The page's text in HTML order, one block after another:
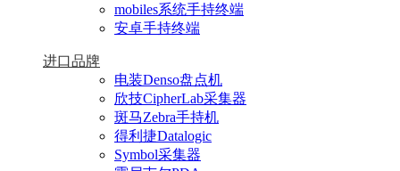
mobiles系统手持终端
安卓手持终端
进口品牌
电装Denso盘点机
欣技CipherLab采集器
斑马Zebra手持机
得利捷Datalogic
Symbol采集器